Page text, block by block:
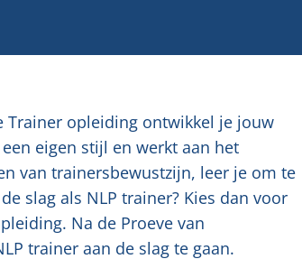
Trainer opleiding ontwikkel je jouw
eigen stijl en werkt aan het
van trainersbewustzijn, leer je om te
slag als NLP trainer? Kies dan voor
Na de Proeve van
trainer aan de slag te gaan.